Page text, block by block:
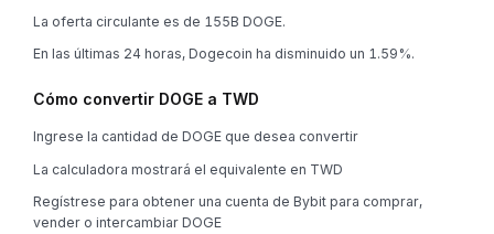
La oferta circulante es de 155B DOGE.
En las últimas 24 horas, Dogecoin ha disminuido un 1.59%.
Cómo convertir DOGE a TWD
Ingrese la cantidad de DOGE que desea convertir
La calculadora mostrará el equivalente en TWD
Regístrese para obtener una cuenta de Bybit para comprar,
vender o intercambiar DOGE